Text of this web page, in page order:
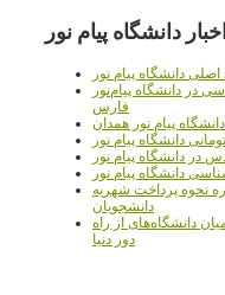
اخبار دانشگاه پیام نور
دانشگاه پیام نور
در دانشگاه پیام‌نور
فارس
پیام نور همدان
در دانشگاه پیام نور
دانشگاه پیام نور
نحوه پرداخت شهریه
دانشجویان
دانشگاه‌های از راه
دور دنیا